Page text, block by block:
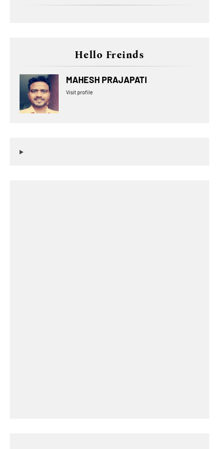
Hello Freinds
MAHESH PRAJAPATI
Visit profile